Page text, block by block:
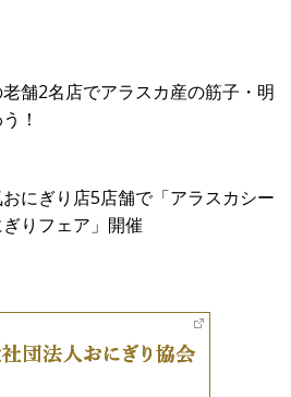
舗2名店でアラスカ産の筋子・明
！
にぎり店5店舗で「アラスカシー
りフェア」開催